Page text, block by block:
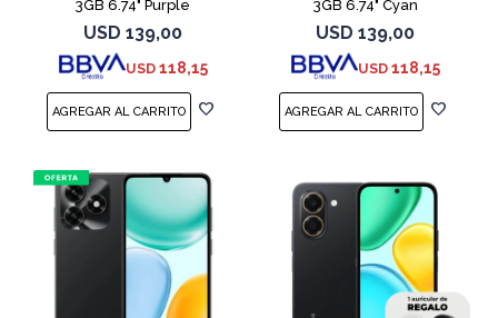
3GB 6.74" Purple
USD 139,00
USD 118,15
3GB 6.74" Cyan
USD 139,00
USD 118,15